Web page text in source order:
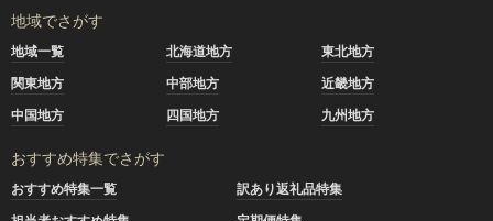
地域でさがす
地域一覧 北海道地方
東北地方
関東地方
中部地方
近畿地方
中国地方
四国地方 九州地方
おすすめ特集でさがす
おすすめ特集一覧
訳あり返礼品特集